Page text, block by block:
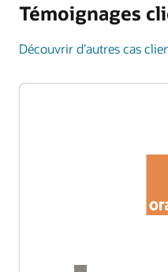
Témoignages
Découvrir d’autres cas